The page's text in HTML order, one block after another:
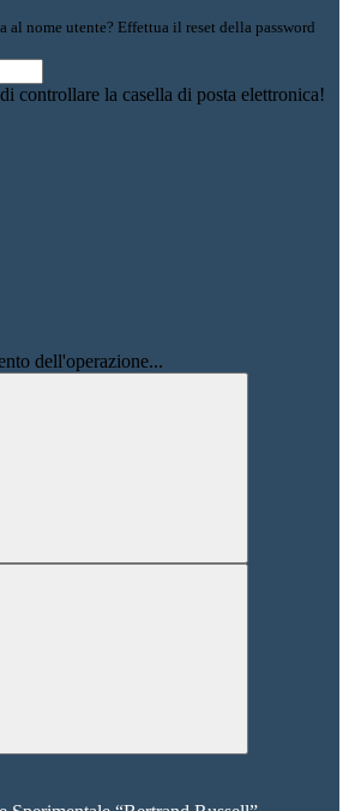
al nome utente? Effettua il reset della password
controllare la casella di posta elettronica!
dell'operazione...